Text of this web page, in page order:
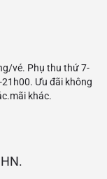
vé. Phụ thu thứ 7-
Ưu đãi không
khác.